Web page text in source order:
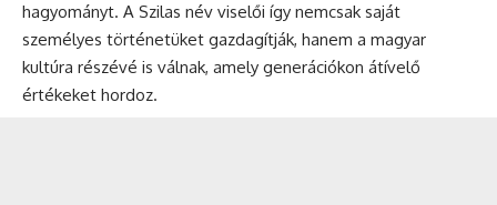
hagyományt. A Szilas név viselői így nemcsak saját
személyes történetüket gazdagítják, hanem a magyar
kultúra részévé is válnak, amely generációkon átívelő
értékeket hordoz.